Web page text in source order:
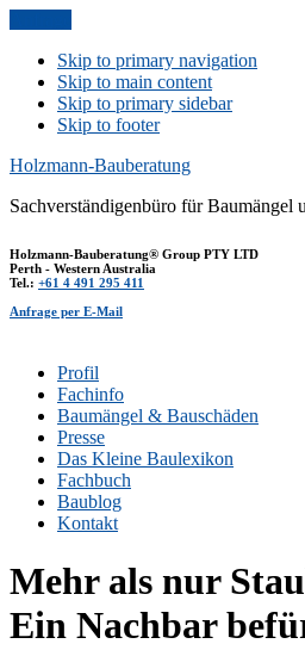
Skip to primary navigation
Skip to main content
Skip to primary sidebar
Skip to footer
Holzmann-Bauberatung
Sachverständigenbüro für Baumängel
Holzmann-Bauberatung® Group PTY LTD
Perth - Western Australia
Tel.: +61 4 491 295 411
Anfrage per E-Mail
Profil
Fachinfo
Baumängel & Bauschäden
Presse
Das Kleine Baulexikon
Fachbuch
Baublog
Kontakt
Mehr als nur
Ein Nachbar